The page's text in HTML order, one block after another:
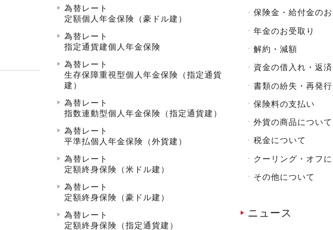
為替レート
定額個人年金保険（豪ドル建）
為替レート
指定通貨建個人年金保険
為替レート
生存保障重視型個人年金保険（指定通貨
建）
為替レート
指数連動型個人年金保険（指定通貨建）
為替レート
平準払個人年金保険（外貨建）
為替レート
定額終身保険（米ドル建）
為替レート
定額終身保険（豪ドル建）
為替レート
定額終身保険（指定通貨建）
保険金・給付金のお
年金のお受取り
解約・減額
資金の借入れ・返済
書類の紛失・再発行
保険料の支払い
外貨の商品について
税金について
クーリング・オフ
その他について
ニュース